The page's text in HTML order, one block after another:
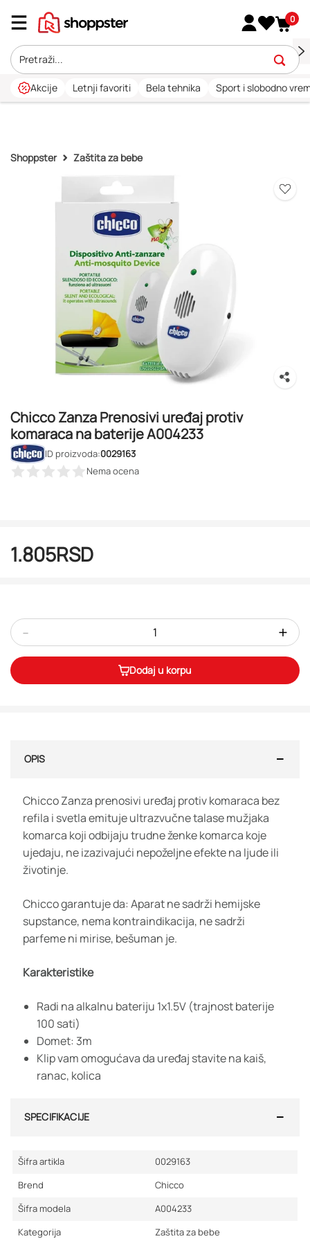
0
Akcije Letnji favoriti Bela tehnika Sport i slobodno
Shoppster Zaštita za bebe
Chicco Zanza Prenosivi uređaj protiv
komaraca na baterije A004233
ID proizvoda:0029163
Nema ocena
1.805RSD
- +
Dodaj u korpu
OPIS
Chicco Zanza prenosivi uređaj protiv komaraca bez
refila i svetla emituje ultrazvučne talase mužjaka
komarca koji odbijaju trudne ženke komarca koje
ujedaju, ne izazivajući nepoželjne efekte na ljude ili
životinje.
Chicco garantuje da: Aparat ne sadrži hemijske
supstance, nema kontraindikacija, ne sadrži
parfeme ni mirise, bešuman je.
Karakteristike
Radi na alkalnu bateriju 1x1.5V (trajnost baterije
100 sati)
Domet: 3m
Klip vam omogućava da uređaj stavite na kaiš,
ranac, kolica
SPECIFIKACIJE
Šifra artikla
0029163
Brend
Chicco
Šifra modela
A004233
Kategorija
Zaštita za bebe